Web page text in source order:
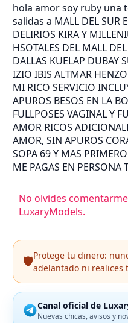
hola amor soy ruby una
salidas a MALL DEL SUR
DELIRIOS KIRA Y
HSOTALES DEL MALL
DALLAS KUELAP DUBAY
IZIO IBIS ALTMAR
MI RICO SERVICIO
APUROS BESOS EN LA
FULLPOSES VAGINAL Y
AMOR RICOS
AMOR, SIN APUROS
SOPA 69 Y MAS
ME PAGAS EN PERSONA
No olvides
LuxaryModels.
🛡️Protege tu dinero:
adelantado ni realices
Canal oficial de
Nuevas chicas, avisos y